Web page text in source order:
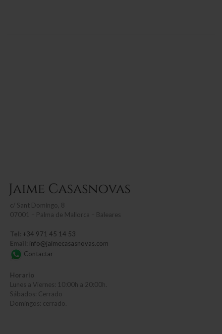
c/ Sant Domingo, 8
07001 – Palma de Mallorca – Baleares
Tel: +34 971 45 14 53
Email: info@jaimecasasnovas.com
Contactar
Horario
Lunes a Viernes: 10:00h a 20:00h.
Sábados: Cerrado
Domingos: cerrado.